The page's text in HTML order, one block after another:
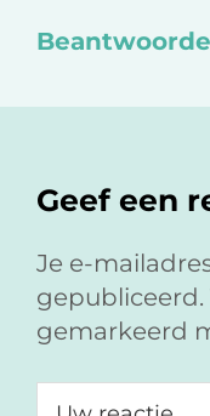
Geef een
Je e-
gepubliceerd.
gemarkeerd